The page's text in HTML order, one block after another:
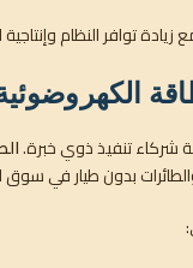
توافر النظام
شركاء تنفيذ ذوي خبرة.
بدون طيار في سوق